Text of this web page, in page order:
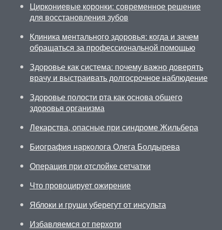
Циркониевые коронки: современное решение
для восстановления зубов
Клиника ментального здоровья: когда и зачем
обращаться за профессиональной помощью
Здоровье как система: почему важно доверять
врачу и выстраивать долгосрочное наблюдение
Здоровье полости рта как основа общего
здоровья организма
Лекарства, опасные при синдроме Жильбера
Биография нарколога Олега Болдырева
Операция при отслойке сетчатки
Что провоцирует ожирение
Яблоки и груши уберегут от инсульта
Избавляемся от перхоти